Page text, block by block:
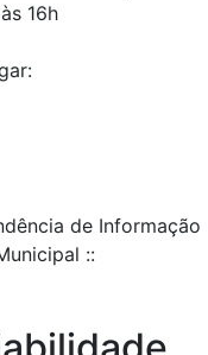
16h
de Informação
::